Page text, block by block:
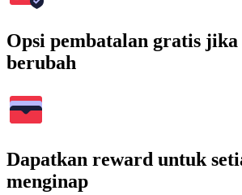
Opsi pembatalan gratis jika
berubah
Dapatkan reward untuk
menginap